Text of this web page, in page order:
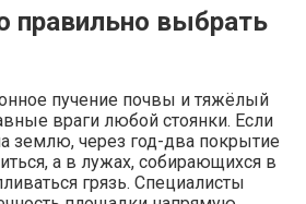
правильно выбрать
пучение почвы и тяжёлый
враги любой стоянки. Если
землю, через год-два покрытие
а в лужах, собирающихся в
грязь. Специалисты